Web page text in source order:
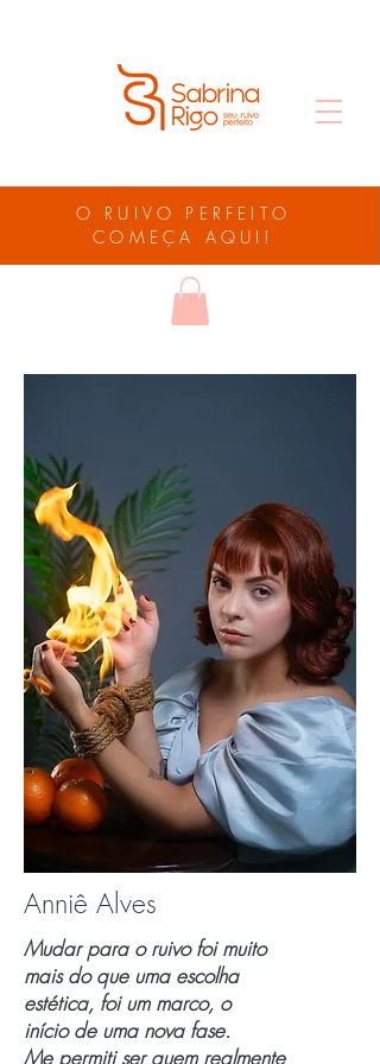
O RUIVO PERFEITO
COMEÇA AQUI!
Anniê Alves
Mudar para o ruivo foi muito
mais do que uma escolha
estética, foi um marco, o
início de uma nova fase.
Me permiti ser quem realmente